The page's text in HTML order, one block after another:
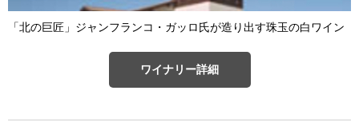
「北の巨匠」ジャンフランコ・ガッロ氏が造り出す珠玉の白ワイン
ワイナリー詳細